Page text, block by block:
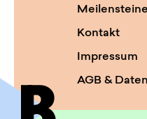
Meilensteine
Kontakt
Impressum
AGB &